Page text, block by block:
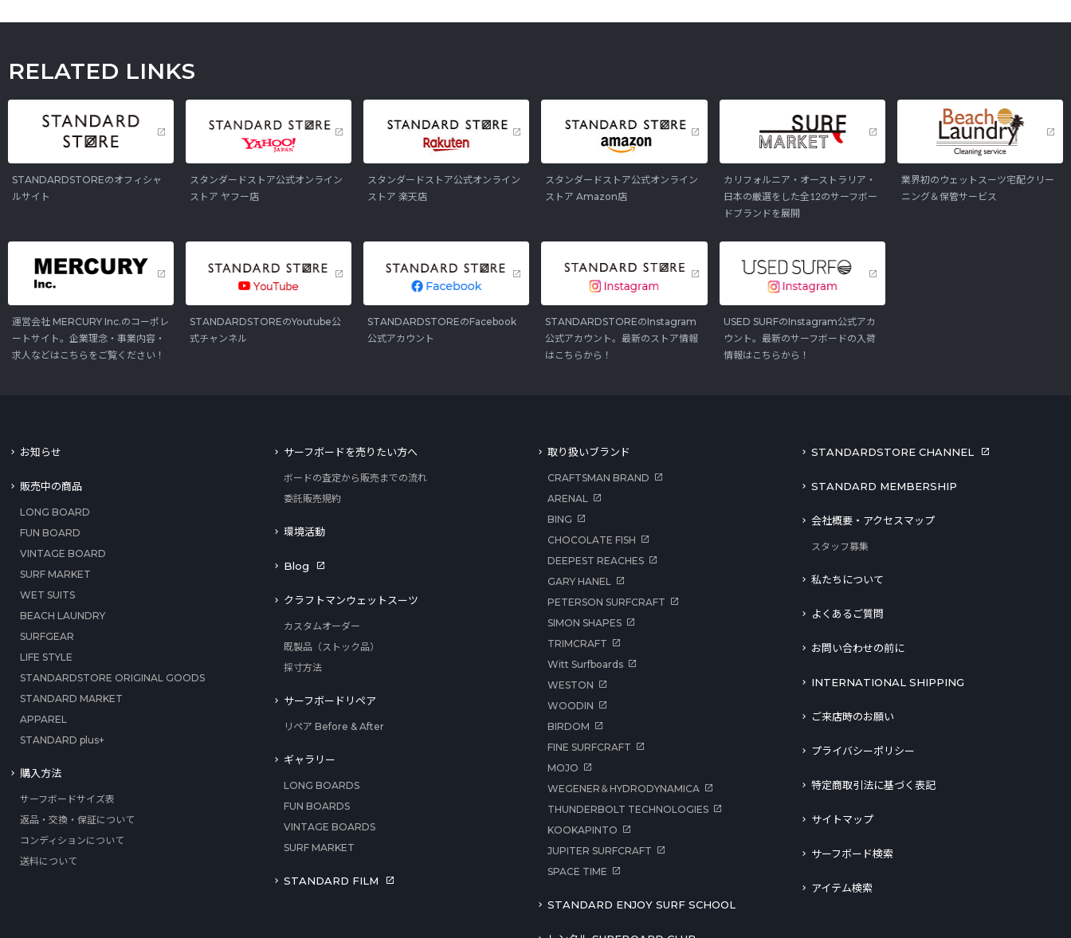
RELATED LINKS
STANDARDSTOREのオフィシャ
ルサイト
スタンダードストア公式オンライン
ストア ヤフー店
スタンダードストア公式オンライン
ストア 楽天店
スタンダードストア公式オンライン
ストア Amazon店
カリフォルニア・オーストラリア・
日本の厳選をした全12のサーフボー
ドブランドを展開
業界初のウェットスーツ宅配クリー
ニング＆保管サービス
運営会社 MERCURY Inc.のコーポレ
ートサイト。企業理念・事業内容・
求人などはこちらをご覧ください！
STANDARDSTOREのYoutube公
式チャンネル
STANDARDSTOREのFacebook
公式アカウント
STANDARDSTOREのInstagram
公式アカウント。最新のストア情報
はこちらから！
USED SURFのInstagram公式アカ
ウント。最新のサーフボードの入荷
情報はこちらから！
お知らせ
販売中の商品
LONG BOARD
FUN BOARD
VINTAGE BOARD
SURF MARKET
WET SUITS
BEACH LAUNDRY
SURFGEAR
LIFE STYLE
STANDARDSTORE ORIGINAL GOODS
STANDARD MARKET
APPAREL
STANDARD plus+
購入方法
サーフボードサイズ表
返品・交換・保証について
コンディションについて
送料について
サーフボードを売りたい方へ
ボードの査定から販売までの流れ
委託販売規約
環境活動
Blog
クラフトマンウェットスーツ
カスタムオーダー
既製品（ストック品）
採寸方法
サーフボードリペア
リペア Before & After
ギャラリー
LONG BOARDS
FUN BOARDS
VINTAGE BOARDS
SURF MARKET
STANDARD FILM
取り扱いブランド
CRAFTSMAN BRAND
ARENAL
BING
CHOCOLATE FISH
DEEPEST REACHES
GARY HANEL
PETERSON SURFCRAFT
SIMON SHAPES
TRIMCRAFT
Witt Surfboards
WESTON
WOODIN
BIRDOM
FINE SURFCRAFT
MOJO
WEGENER＆HYDRODYNAMICA
THUNDERBOLT TECHNOLOGIES
KOOKAPINTO
JUPITER SURFCRAFT
SPACE TIME
STANDARD ENJOY SURF SCHOOL
STANDARDSTORE CHANNEL
STANDARD MEMBERSHIP
会社概要・アクセスマップ
スタッフ募集
私たちについて
よくあるご質問
お問い合わせの前に
INTERNATIONAL SHIPPING
ご来店時のお願い
プライバシーポリシー
特定商取引法に基づく表記
サイトマップ
サーフボード検索
アイテム検索